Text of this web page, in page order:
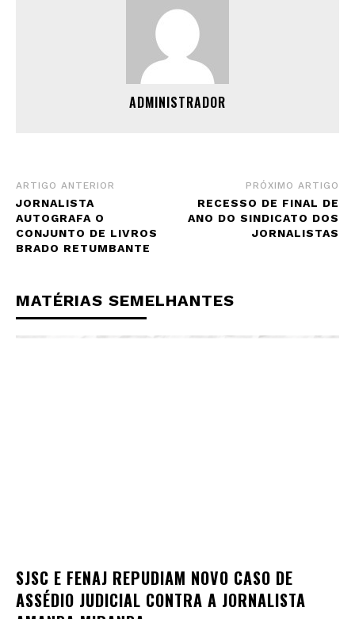
ADMINISTRADOR
ARTIGO ANTERIOR
JORNALISTA
AUTOGRAFA O
CONJUNTO DE LIVROS
BRADO RETUMBANTE
PRÓXIMO ARTIGO
RECESSO DE FINAL DE
ANO DO SINDICATO DOS
JORNALISTAS
MATÉRIAS SEMELHANTES
SJSC E FENAJ REPUDIAM NOVO CASO DE
ASSÉDIO JUDICIAL CONTRA A JORNALISTA